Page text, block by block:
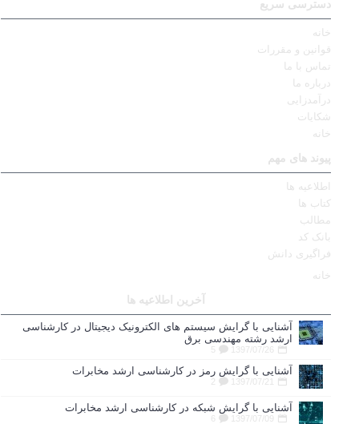
دسترسی سریع
خانه
قوانین و مقررات
تماس با ما
درباره ما
درآمدزایی
شکایات
خانه
پیوند های مهم
اطلاعیه ها
کتاب ها
مطالب
بانک کد
فراگیری دانش
خانه
آخرین اطلاعیه ها
آشنایی با گرایش سیستم های الکترونیک دیجیتال در کارشناسی
ارشد رشته مهندسی برق
1397/07/26
5
آشنایی با گرایش رمز در کارشناسی ارشد مخابرات
1397/07/21
آشنایی با گرایش شبکه در کارشناسی ارشد مخابرات
1397/07/09
6